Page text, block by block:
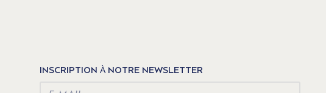
INSCRIPTION À NOTRE NEWSLETTER